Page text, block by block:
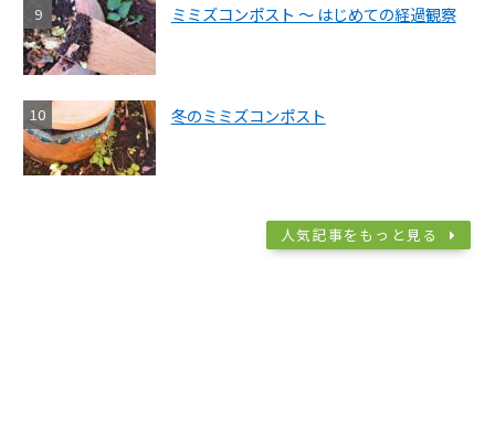
ミミズコンポスト ～ はじめての経過観察
冬のミミズコンポスト
人気記事をもっと見る